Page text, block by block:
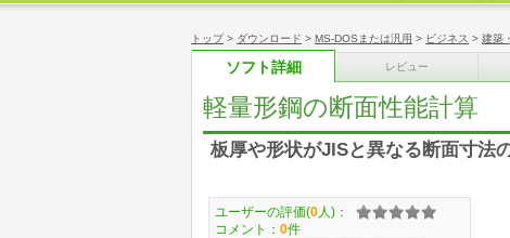
トップ> ダウンロード > MS-DOSまたは汎用 > ビジネス > 建築
ソフト詳細 レビュー
軽量形鋼の断面性能計算
板厚や形状がJISと異なる断面寸法
ユーザーの評価(0 人)：
コメント： 0件